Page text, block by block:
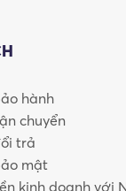
việc mà không
phòng ban ,
Nghiệp
hành
chuyển
trả
mật
kinh doanh với